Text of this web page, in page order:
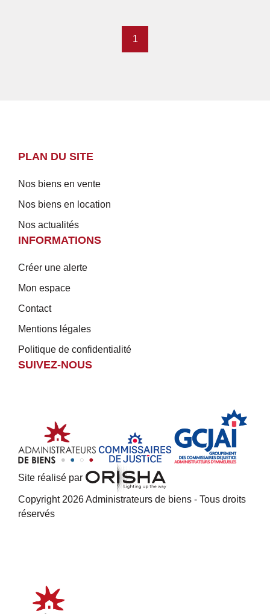
1
PLAN DU SITE
Nos biens en vente
Nos biens en location
Nos actualités
INFORMATIONS
Créer une alerte
Mon espace
Contact
Mentions légales
Politique de confidentialité
SUIVEZ-NOUS
Site réalisé par
Copyright 2026 Administrateurs de biens - Tous droits
réservés